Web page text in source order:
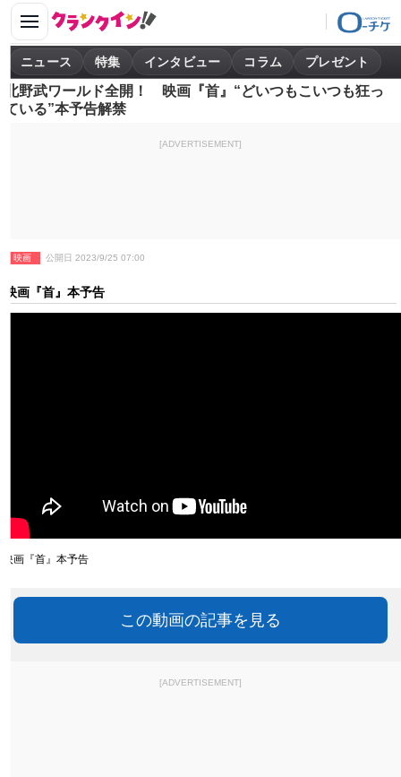
ニュース 特集 インタビュー コラム プレゼント
北野武ワールド全開！ 映画『首』“どいつもこいつも狂っ
ている”本予告解禁
[ADVERTISEMENT]
映画 公開日 2023/9/25 07:00
映画『首』本予告
映画『首』本予告
この動画の記事を見る
[ADVERTISEMENT]